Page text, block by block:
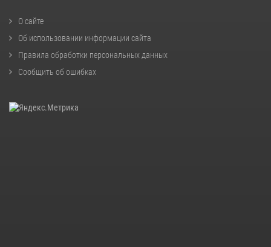
О сайте
Об использовании информации сайта
Правила обработки персональных данных
Сообщить об ошибках